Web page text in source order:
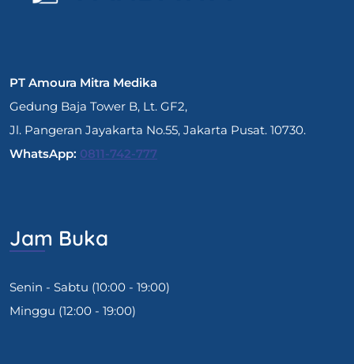
PT Amoura Mitra Medika
Gedung Baja Tower B, Lt. GF2,
Jl. Pangeran Jayakarta No.55, Jakarta Pusat. 10730.
WhatsApp: 0811-742-777
Jam Buka
Senin - Sabtu (10:00 - 19:00)
Minggu (12:00 - 19:00)